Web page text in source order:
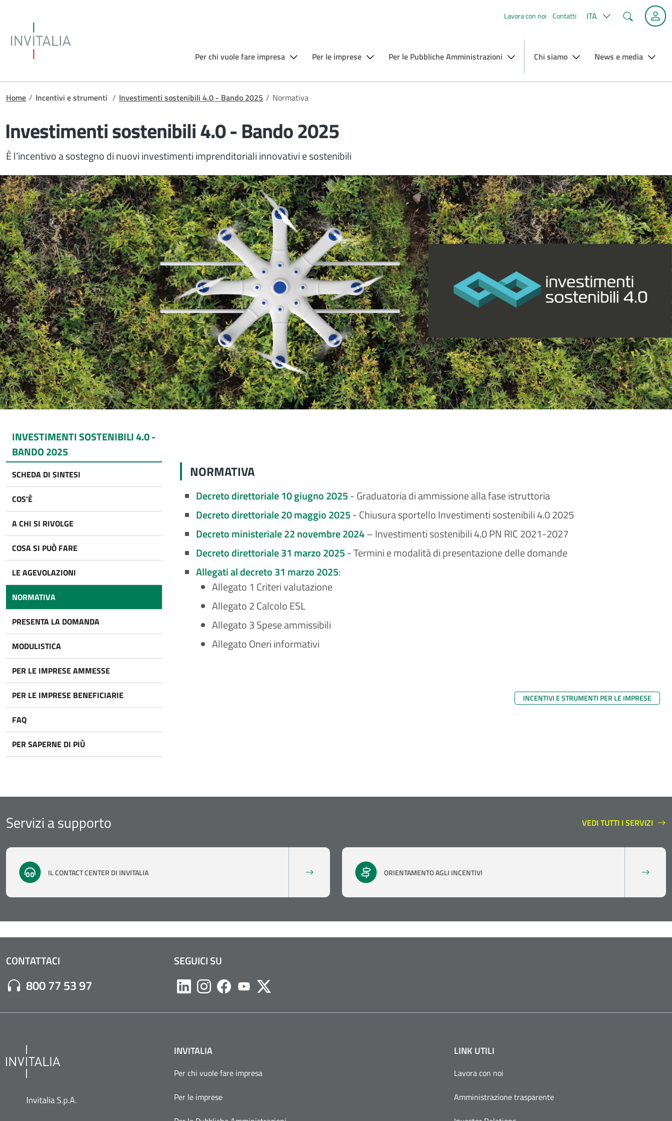
Lavora con noi Contatti ITA Cerca
Per chi vuole fare impresa Per le imprese Per le Pubbliche Amministrazioni Chi siamo News e media
Briciole di pane
Home / Incentivi e strumenti / Investimenti sostenibili 4.0 - Bando 2025 / Normativa
Investimenti sostenibili 4.0 - Bando 2025
È l’incentivo a sostegno di nuovi investimenti imprenditoriali innovativi e sostenibili
INVESTIMENTI SOSTENIBILI 4.0 -
BANDO 2025
SCHEDA DI SINTESI
COS'È
A CHI SI RIVOLGE
COSA SI PUÒ FARE
LE AGEVOLAZIONI
NORMATIVA
PRESENTA LA DOMANDA
MODULISTICA
PER LE IMPRESE AMMESSE
PER LE IMPRESE BENEFICIARIE
FAQ
PER SAPERNE DI PIÙ
NORMATIVA
Decreto direttoriale 10 giugno 2025- Graduatoria di ammissione alla fase istruttoria
Decreto direttoriale 20 maggio 2025- Chiusura sportello Investimenti sostenibili 4.0 2025
Decreto ministeriale 22 novembre 2024– Investimenti sostenibili 4.0 PN RIC 2021-2027
Decreto direttoriale 31 marzo 2025- Termini e modalità di presentazione delle domande
Allegati al decreto 31 marzo 2025:
Allegato 1 Criteri valutazione
Allegato 2 Calcolo ESL
Allegato 3 Spese ammissibili
Allegato Oneri informativi
INCENTIVI E STRUMENTI PER LE IMPRESE
Servizi a supporto VEDI TUTTI I SERVIZI
SERVIZI A SUPPORTO
IL CONTACT CENTER DI INVITALIA ORIENTAMENTO AGLI INCENTIVI
CONTATTACI
Numero di Telefono:
800 77 53 97
SEGUICI SU
LikedinInstagram
Facebook
YoutubeTwitter
INVITALIA
Per chi vuole fare impresa
Per le imprese
LINK UTILI
Lavora con noi
Amministrazione trasparente